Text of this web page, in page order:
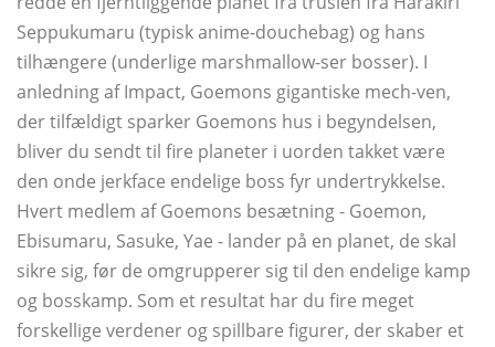
Seppukumaru (typisk anime-douchebag) og hans
tilhængere (underlige marshmallow-ser bosser). I
anledning af Impact, Goemons gigantiske mech-ven,
der tilfældigt sparker Goemons hus i begyndelsen,
bliver du sendt til fire planeter i uorden takket være
den onde jerkface endelige boss fyr undertrykkelse.
Hvert medlem af Goemons besætning - Goemon,
Ebisumaru, Sasuke, Yae - lander på en planet, de skal
sikre sig, før de omgrupperer sig til den endelige kamp
og bosskamp. Som et resultat har du fire meget
forskellige verdener og spillbare figurer, der skaber et